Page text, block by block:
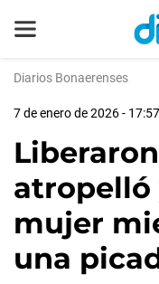
Diarios Bonaerenses
7 de enero de 2026 - 17:57
atropelló
mujer
una